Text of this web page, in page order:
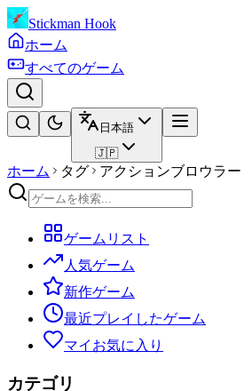
Stickman Hook
ホーム
すべてのゲーム
日本語
🇯🇵
ホーム タグ アクションブロウラー
ゲームリスト
人気ゲーム
新作ゲーム
最近プレイしたゲーム
マイお気に入り
カテゴリ